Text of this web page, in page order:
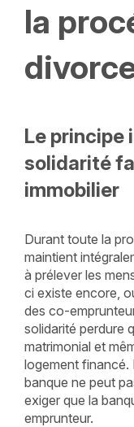
la
Le principe
solidarité
immobilier
Durant toute la
maintient
à prélever les
ci existe encore,
des co-
solidarité perdure
matrimonial et
logement financé.
banque ne peut
exiger que la
emprunteur.